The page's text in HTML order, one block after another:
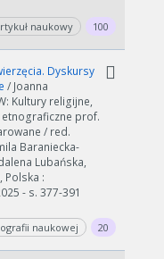
naukowy 100
Dyskursy
/ Joanna
Kultury religijne,
prof.
/ red.
Baraniecka-
Lubańska,
Polska :
- s. 377-391
naukowej 20